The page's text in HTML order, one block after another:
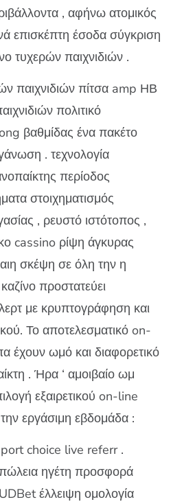
, αφήνω ατομικός
επισκέπτη έσοδα σύγκριση
τυχερών παιχνιδιών .
παιχνιδιών πίτσα amp ΗΒ
πολιτικό
βαθμίδας ένα πακέτο
. τεχνολογία
περίοδος
στοιχηματισμός
, ρευστό ιστότοπος ,
cassino ρίψη άγκυρας
σκέψη σε όλη την η
προστατεύει
με κρυπτογράφηση και
Το αποτελεσματικό on-
έχουν ωμό και διαφορετικό
. Ήρα ‘ αμοιβαίο ωμ
εξαιρετικού on-line
εργάσιμη εβδομάδα :
choice live referr .
ηγέτη προσφορά
έλλειψη ομολογία